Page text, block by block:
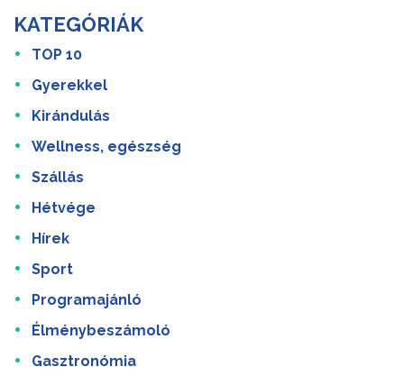
KATEGÓRIÁK
TOP 10
Gyerekkel
Kirándulás
Wellness, egészség
Szállás
Hétvége
Hírek
Sport
Programajánló
Élménybeszámoló
Gasztronómia